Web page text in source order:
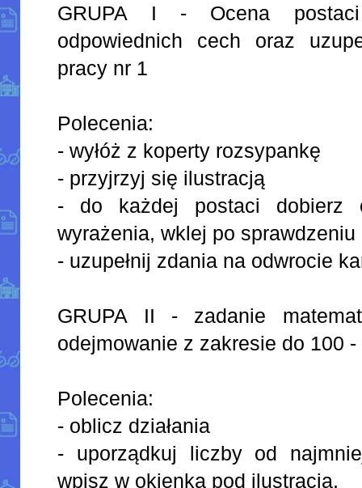
GRUPA I - Ocena postaci
odpowiednich cech oraz
pracy nr 1
Polecenia:
- wyłóż z koperty rozsypankę
- przyjrzyj się ilustracją
- do każdej postaci dobierz
wyrażenia, wklej po
- uzupełnij zdania na odwrocie
GRUPA II - zadanie
odejmowanie z zakresie do 100
Polecenia:
- oblicz działania
- uporządkuj liczby od
wpisz w okienka pod ilustracją,